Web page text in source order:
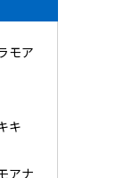
モア
キ
アナ